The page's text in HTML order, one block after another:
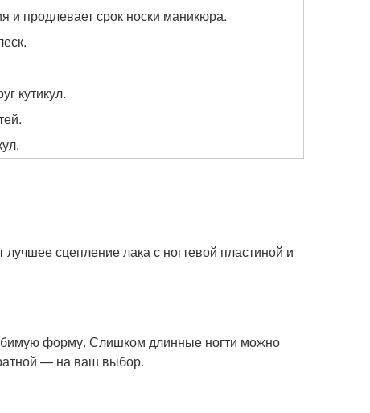
и продлевает срок носки маникюра.
кутикул.
сцепление лака с ногтевой пластиной и
форму. Слишком длинные ногти можно
— на ваш выбор.